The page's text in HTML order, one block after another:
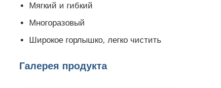
Мягкий и гибкий
Многоразовый
Широкое горлышко, легко чистить
Галерея продукта